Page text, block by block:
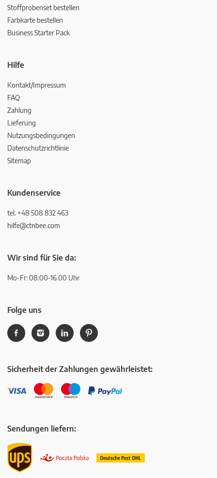
Stoffprobenset bestellen
Farbkarte bestellen
Business Starter Pack
Hilfe
Kontakt/Impressum
FAQ
Zahlung
Lieferung
Nutzungsbedingungen
Datenschutzrichtlinie
Sitemap
Kundenservice
tel. +48 508 832 463
hilfe@ctnbee.com
Wir sind für Sie da:
Mo-Fr: 08:00-16.00 Uhr
Folge uns
Sicherheit der Zahlungen gewährleistet:
Sendungen liefern: